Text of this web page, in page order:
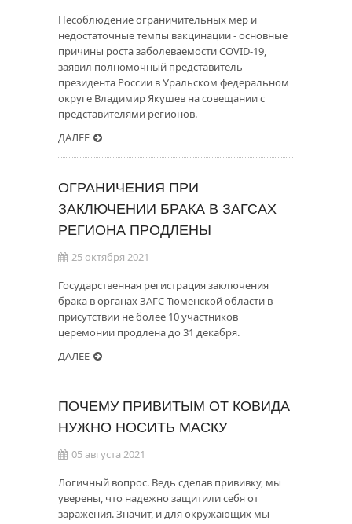
Несоблюдение ограничительных мер и
недостаточные темпы вакцинации - основные
причины роста заболеваемости COVID-19,
заявил полномочный представитель
президента России в Уральском федеральном
округе Владимир Якушев на совещании с
представителями регионов.
ДАЛЕЕ
ОГРАНИЧЕНИЯ ПРИ
ЗАКЛЮЧЕНИИ БРАКА В ЗАГСАХ
РЕГИОНА ПРОДЛЕНЫ
25 октября 2021
Государственная регистрация заключения
брака в органах ЗАГС Тюменской области в
присутствии не более 10 участников
церемонии продлена до 31 декабря.
ДАЛЕЕ
ПОЧЕМУ ПРИВИТЫМ ОТ КОВИДА
НУЖНО НОСИТЬ МАСКУ
05 августа 2021
Логичный вопрос. Ведь сделав прививку, мы
уверены, что надежно защитили себя от
заражения. Значит, и для окружающих мы